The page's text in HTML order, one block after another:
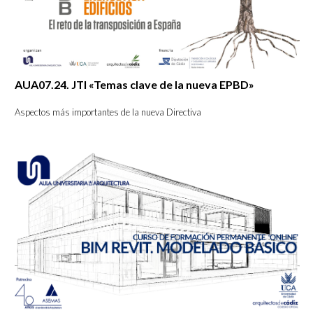
AUA07.24. JTI «Temas clave de la nueva EPBD»
Aspectos más importantes de la nueva Directiva